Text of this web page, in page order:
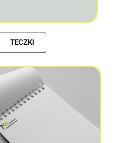
TECZKI